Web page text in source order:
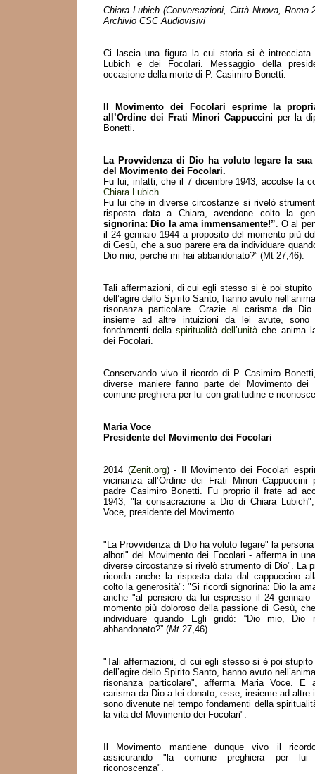
Chiara Lubich (Conversazioni, Città Nuova,
Archivio CSC Audiovisivi
Ci lascia una figura la cui storia si è intrecciata
Lubich e dei Focolari. Messaggio della
occasione della morte di P. Casimiro Bonetti.
Il Movimento dei Focolari esprime la
all’Ordine dei Frati Minori Cappuccini per la
Bonetti.
La Provvidenza di Dio ha voluto legare la
del Movimento dei Focolari.
Fu lui, infatti, che il 7 dicembre 1943, accolse la
Chiara Lubich.
Fu lui che in diverse circostanze si rivelò
risposta data a Chiara, avendone colto la
signorina: Dio la ama immensamente!”. O al
il 24 gennaio 1944 a proposito del momento più
di Gesù, che a suo parere era da individuare
Dio mio, perché mi hai abbandonato?” (Mt 27,46).
Tali affermazioni, di cui egli stesso si è poi stupito
dell’agire dello Spirito Santo, hanno avuto
risonanza particolare. Grazie al carisma da
insieme ad altre intuizioni da lei avute, sono
fondamenti dellaspiritualità dell’unitàche anima
dei Focolari.
Conservando vivo il ricordo di P. Casimiro
diverse maniere fanno parte del Movimento dei
comune preghiera per lui con gratitudine e
Maria Voce
Presidente del Movimento dei Focolari
2014 (Zenit.org) - Il Movimento dei Focolari
vicinanza all’Ordine dei Frati Minori
padre Casimiro Bonetti. Fu proprio il frate ad
1943, "la consacrazione a Dio di Chiara
Voce, presidente del Movimento.
"La Provvidenza di Dio ha voluto legare" la
albori" del Movimento dei Focolari - afferma in
diverse circostanze si rivelò strumento di Dio". La
ricorda anche la risposta data dal cappuccino
colto la generosità": "Si ricordi signorina: Dio la
anche "al pensiero da lui espresso il 24 gennaio
momento più doloroso della passione di Gesù,
individuare quando Egli gridò: “Dio mio, Dio
abbandonato?” (Mt 27,46).
"Tali affermazioni, di cui egli stesso si è poi
dell’agire dello Spirito Santo, hanno avuto
risonanza particolare", afferma Maria Voce. E
carisma da Dio a lei donato, esse, insieme ad altre
sono divenute nel tempo fondamenti della
la vita del Movimento dei Focolari".
Il Movimento mantiene dunque vivo il
assicurando "la comune preghiera per
riconoscenza".